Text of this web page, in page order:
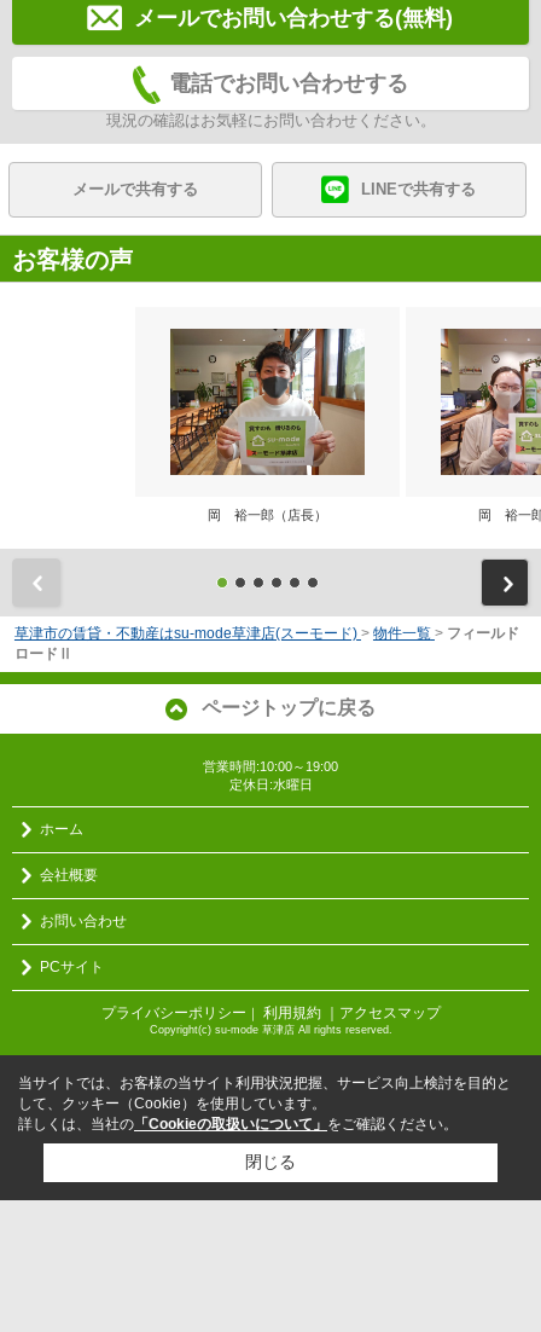
メールでお問い合わせする(無料)
電話でお問い合わせする
現況の確認はお気軽にお問い合わせください。
メールで共有する LINEで共有する
お客様の声
岡 裕一郎（店長） 岡 裕一
草津市の賃貸・不動産はsu-mode草津店(スーモード) > 物件一覧 > フィールド
ロードⅡ
ページトップに戻る
営業時間:10:00～19:00
定休日:水曜日
ホーム
会社概要
お問い合わせ
PCサイト
プライバシーポリシー 利用規約 ｜アクセスマップ
Copyright(c) su-mode 草津店 All rights reserved.
当サイトでは、お客様の当サイト利用状況把握、サービス向上検討を目的と
して、クッキー（Cookie）を使用しています。
詳しくは、当社の 「Cookieの取扱いについて」 をご確認ください。
閉じる